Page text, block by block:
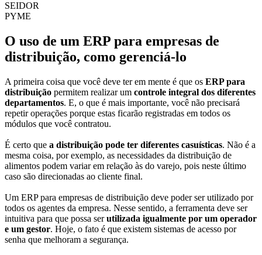
SEIDOR
PYME
O uso de um ERP para empresas de
distribuição, como gerenciá-lo
A primeira coisa que você deve ter em mente é que os ERPpara
distribuição permitem realizar um controle integral dos diferentes
departamentos. E, o que é mais importante, você não precisará
repetir operações porque estas ficarão registradas em todos os
módulos que você contratou.
É certo que a distribuição pode ter diferentes casuísticas. Não é a
mesma coisa, por exemplo, as necessidades da distribuição de
alimentos podem variar em relação às do varejo, pois neste último
caso são direcionadas ao cliente final.
Um ERP para empresas de distribuição deve poder ser utilizado por
todos os agentes da empresa. Nesse sentido, a ferramenta deve ser
intuitiva para que possa serutilizada igualmente por um operador
e um gestor. Hoje, o fato é que existem sistemas de acesso por
senha que melhoram a segurança.